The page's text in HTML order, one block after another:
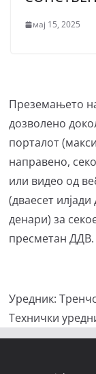
мај 15, 2025
Преземањето
дозволено
порталот
направено,
или видео од
(дваесет
денари) за
пресметан ДДВ.
Уредник:
Технички